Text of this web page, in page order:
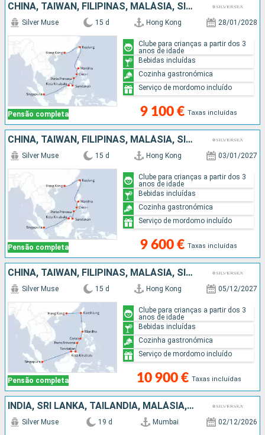
CHINA, TAIWAN, FILIPINAS, MALÁSIA, SINGAPURA
Pensão completa
Silver Muse 15 d Hong Kong 28/01/2028
9 100 € Taxas incluídas
Clube para crianças a partir dos 3
anos de idade
Bebidas incluídas
Cozinha gastronómica
Serviço de mordomo incluído
CHINA, TAIWAN, FILIPINAS, MALÁSIA, SINGAPURA
Pensão completa
Silver Muse 15 d Hong Kong 03/01/2027
9 600 € Taxas incluídas
Clube para crianças a partir dos 3
anos de idade
Bebidas incluídas
Cozinha gastronómica
Serviço de mordomo incluído
CHINA, TAIWAN, FILIPINAS, MALÁSIA, SINGAPURA
Pensão completa
Silver Muse 15 d Hong Kong 05/12/2027
10 900 € Taxas incluídas
Clube para crianças a partir dos 3
anos de idade
Bebidas incluídas
Cozinha gastronómica
Serviço de mordomo incluído
ÍNDIA, SRI LANKA, TAILÂNDIA, MALÁSIA, SINGAPURA
Silver Muse 19 d Mumbai 02/12/2026